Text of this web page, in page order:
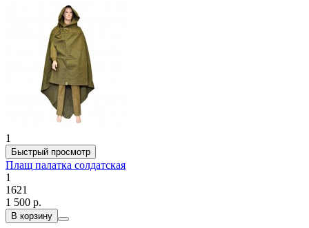
1
Быстрый просмотр
Плащ палатка солдатская
1
1621
1 500 р.
В корзину